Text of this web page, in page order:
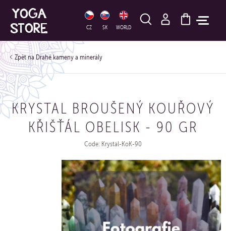
CZ SK WORLD
HLEDAT
Drahé kameny a minerály
KRYSTAL BROUŠENÝ KOUŘOVÝ
KŘIŠŤÁL OBELISK - 90 GR
Code: Krystal-KoK-90